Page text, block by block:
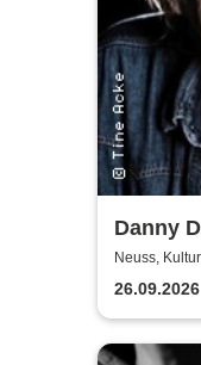
Danny
Kultur
Neuss,
26.09.2026